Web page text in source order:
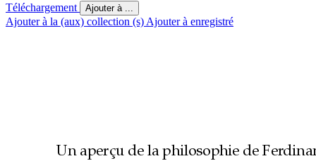
Téléchargement Ajouter à ...
Ajouter à la (aux) collection (s) Ajouter à enregistré
Un aperc
¸u de la philosophie de Fer